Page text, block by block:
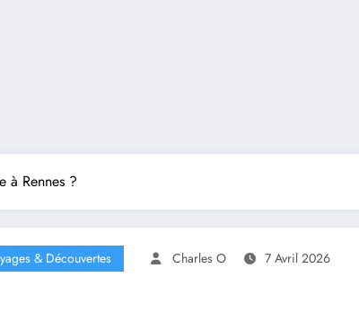
à Rennes ?
& Découvertes Charles O
7 Avril 2026